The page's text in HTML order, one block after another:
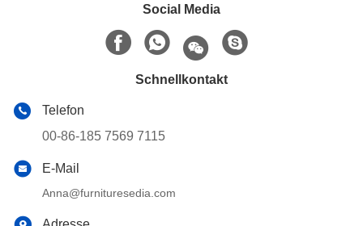
Social Media
Schnellkontakt
Telefon
00-86-185 7569 7115
E-Mail
Anna@furnituresedia.com